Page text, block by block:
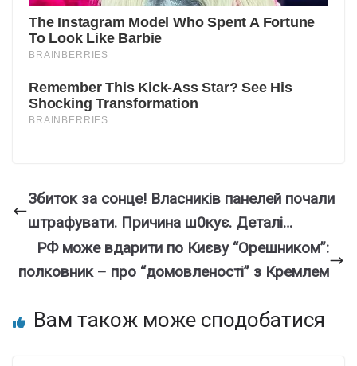
Збиток за сонце! Власників панелей почали
штрафувати. Причина ш0кує. Деталі…
РФ може вдарити по Києву “Орешником”:
полковник – про “домовленості” з Кремлем
Вам також може сподобатися